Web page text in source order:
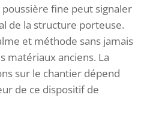
fine peut signaler
de la structure porteuse.
et méthode sans jamais
matériaux anciens. La
sur le chantier dépend
de ce dispositif de